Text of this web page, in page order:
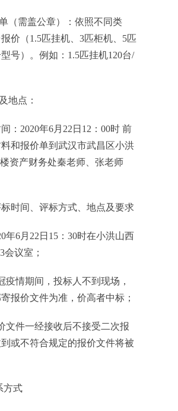
（需盖公章）：依照不同类
价（1.5匹挂机、 3匹柜机、 5匹
号）。例如： 1.5匹挂机120台/
地点：
： 2020年6月 22日 12 ： 00时 前
和报价单到武汉市武昌区小洪
楼资产财务处秦老师、张老师
时间、评标方式、地点及要求
年6月 22日 15 ： 30时在小洪山西
会议室；
疫情期间，投标人不到现场，
报价文件为准，价高者中标；
文件一经接收后不接受二次报
或不符合规定的报价文件将被
方式